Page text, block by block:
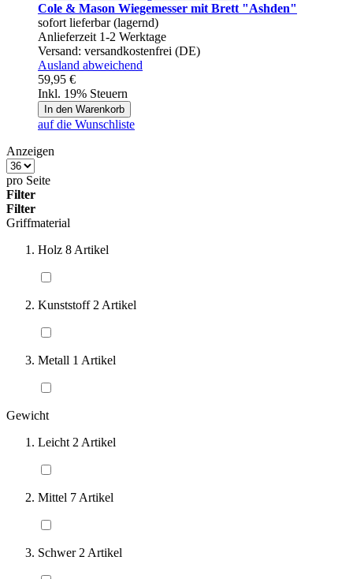
Cole & Mason Wiegemesser mit Brett "Ashden"
sofort lieferbar (lagernd)
Anlieferzeit 1-2 Werktage
Versand: versandkostenfrei (DE)
Ausland abweichend
59,95 €
Inkl. 19% Steuern
In den Warenkorb
auf die Wunschliste
Anzeigen
pro Seite
Filter
Filter
Griffmaterial
Holz 8 Artikel
Kunststoff 2 Artikel
Metall 1 Artikel
Gewicht
Leicht 2 Artikel
Mittel 7 Artikel
Schwer 2 Artikel